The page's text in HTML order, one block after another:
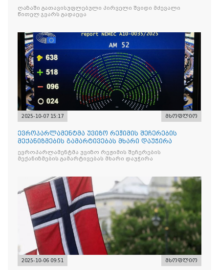
ღაზაში გათავისუფლებული პირველი შვიდი მძევალი
წითელ ჯვარს გადაეცა
2025-10-07 15:17 მსოფლიო
ევროპარლამენტმა უვიზო რეჟიმის შეჩერების
მექანიზმების გამარტივებას მხარი დაუჭირა
ევროპარლამენტმა უვიზო რეჟიმის შეჩერების
მექანიზმების გამარტივებას მხარი დაუჭირა
2025-10-06 09:51 მსოფლიო